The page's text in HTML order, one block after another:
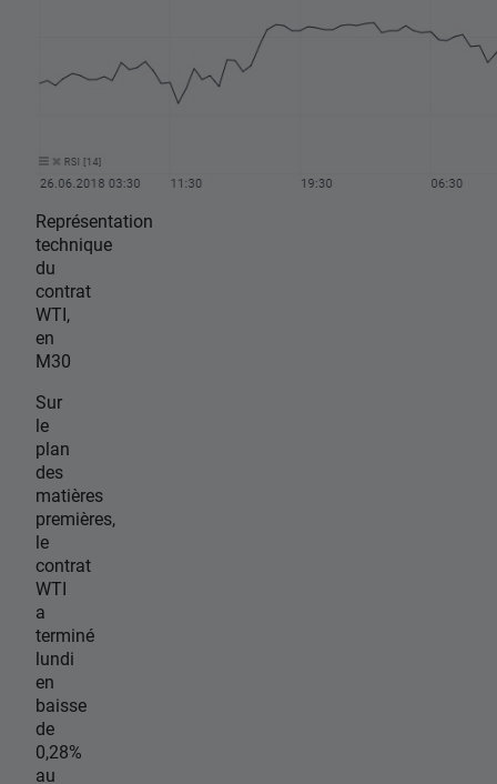
Représentation
technique
du
contrat
WTI,
en
M30
Sur
le
plan
des
matières
premières,
le
contrat
WTI
a
terminé
lundi
en
baisse
de
0,28%
au